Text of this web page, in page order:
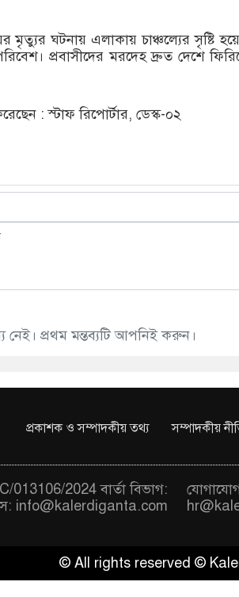
মৃত্যুর ঘটনায় এলাকায় চাঞ্চল্যের সৃষ্টি
প্রবাসীদের মরদেহ দ্রুত দেশে
: স্টাফ রিপোর্টার, ডেস্ক-০২
প্রথম মন্তব্যটি আপনিই করুন।
প্রকাশক ও সম্পাদকীয় তথ্য সম্পাদকীয়
013106/2024 বার্তা বিভাগ:
info@kalerdiganta.com
© All rights reserved ©